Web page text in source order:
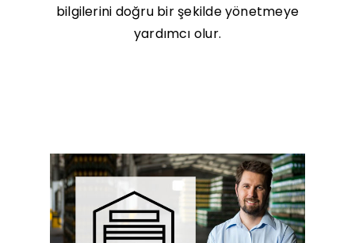
bilgilerini doğru bir şekilde yönetmeye
yardımcı olur.